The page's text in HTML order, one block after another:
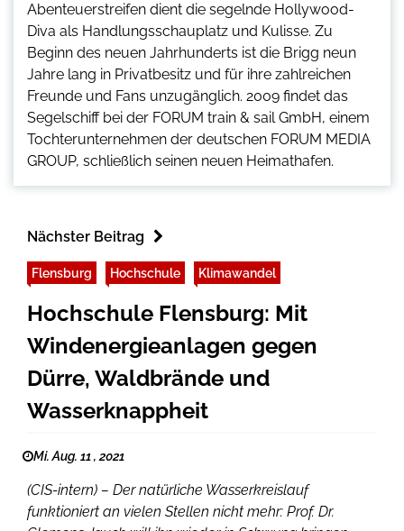
Abenteuerstreifen dient die segelnde Hollywood-
Diva als Handlungsschauplatz und Kulisse. Zu
Beginn des neuen Jahrhunderts ist die Brigg neun
Jahre lang in Privatbesitz und für ihre zahlreichen
Freunde und Fans unzugänglich. 2009 findet das
Segelschiff bei der FORUM train & sail GmbH, einem
Tochterunternehmen der deutschen FORUM MEDIA
GROUP, schließlich seinen neuen Heimathafen.
Nächster Beitrag
Flensburg Hochschule Klimawandel
Hochschule Flensburg: Mit
Windenergieanlagen gegen
Dürre, Waldbrände und
Wasserknappheit
Mi. Aug. 11 , 2021
(CIS-intern) – Der natürliche Wasserkreislauf
funktioniert an vielen Stellen nicht mehr: Prof. Dr.